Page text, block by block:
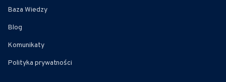
Baza Wiedzy
Blog
Komunikaty
Polityka prywatności